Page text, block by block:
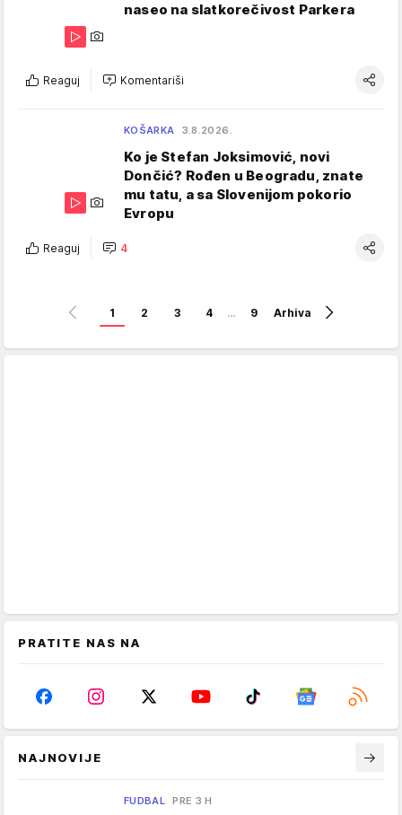
naseo na slatkorečivost Parkera
Reaguj Komentariši
KOŠARKA 3.8.2026.
Ko je Stefan Joksimović, novi
Dončić? Rođen u Beogradu, znate
mu tatu, a sa Slovenijom pokorio
Evropu
Reaguj 4
1 2 3 4 … 9 Arhiva
PRATITE NAS NA
NAJNOVIJE
FUDBAL PRE 3 H